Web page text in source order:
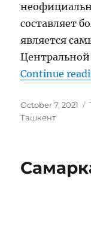
составляет
является
Continue
Posted
on
October 7, 2021
Ташкент